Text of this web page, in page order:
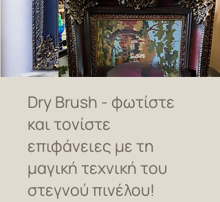
Dry Brush - φωτίστε
και τονίστε
επιφάνειες με τη
μαγική τεχνική του
στεγνού πινέλου!